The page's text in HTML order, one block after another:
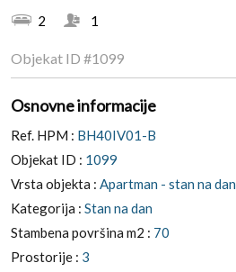
2 1
Objekat ID #1099
Osnovne informacije
Ref. HPM : BH40IV01-B
Objekat ID : 1099
Vrsta objekta : Apartman - stan na dan
Kategorija : Stan na dan
Stambena površina m2 : 70
Prostorije : 3